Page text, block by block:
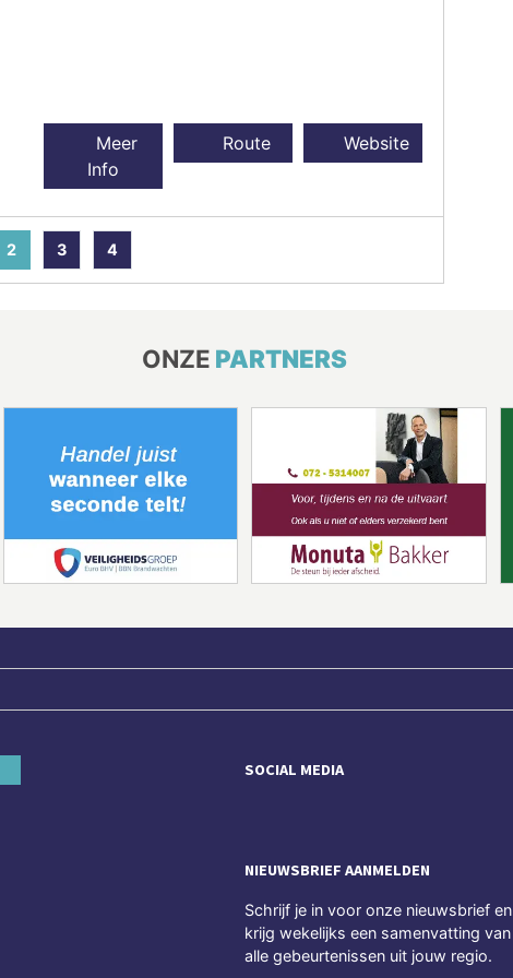
Meer
Info
Route Website
2 3 4
ONZE PARTNERS
SOCIAL MEDIA
NIEUWSBRIEF AANMELDEN
Schrijf je in voor onze nieuwsbrief en
krijg wekelijks een samenvatting van
alle gebeurtenissen uit jouw regio.